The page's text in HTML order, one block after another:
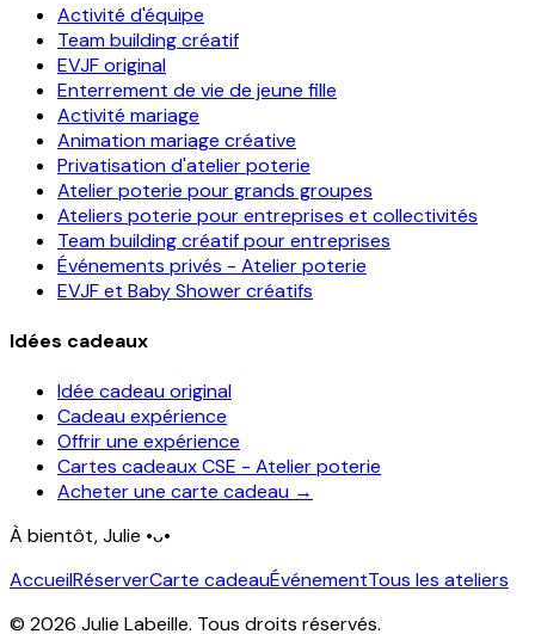
Activité d'équipe
Team building créatif
EVJF original
Enterrement de vie de jeune fille
Activité mariage
Animation mariage créative
Privatisation d'atelier poterie
Atelier poterie pour grands groupes
Ateliers poterie pour entreprises et collectivités
Team building créatif pour entreprises
Événements privés - Atelier poterie
EVJF et Baby Shower créatifs
Idées cadeaux
Idée cadeau original
Cadeau expérience
Offrir une expérience
Cartes cadeaux CSE - Atelier poterie
Acheter une carte cadeau →
À bientôt, Julie •ᴗ•
AccueilRéserverCarte cadeauÉvénementTous les ateliers
© 2026 Julie Labeille. Tous droits réservés.